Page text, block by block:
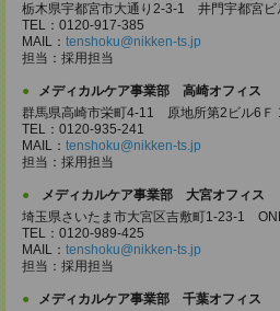
栃木県宇都宮市大通り2-3-1 井門宇都宮ビ
TEL：0120-917-385
MAIL： tenshoku@nikken-ts.jp
担当：採用担当
メディカルケア事業部 高崎オフィス
群馬県高崎市栄町4-11 原地所第2ビル6Ｆ
TEL：0120-935-241
MAIL： tenshoku@nikken-ts.jp
担当：採用担当
メディカルケア事業部 大宮オフィス
埼玉県さいたま市大宮区吉敷町1-23-1
TEL：0120-989-425
MAIL： tenshoku@nikken-ts.jp
担当：採用担当
メディカルケア事業部 千葉オフィス